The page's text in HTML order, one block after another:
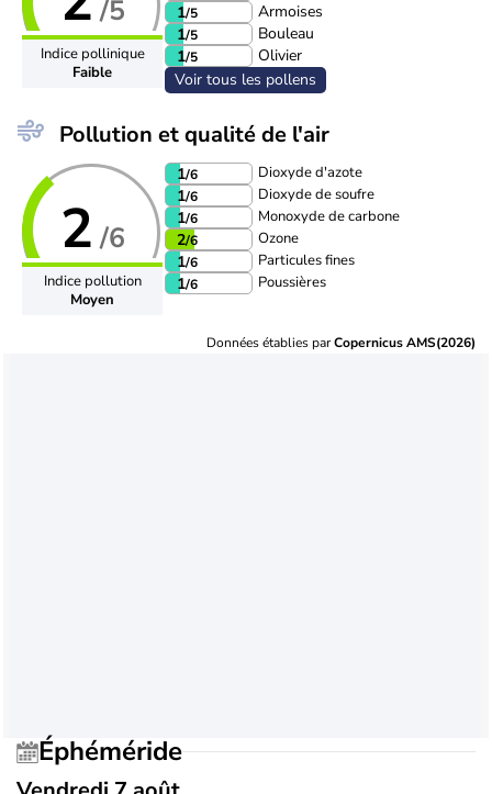
/5
Indice pollinique
Faible
1/5
Armoises
1/5
Bouleau
1/5
Olivier
Voir tous les pollens
Pollution et qualité de l'air
2 /6
Indice pollution
Moyen
1/6 Dioxyde d'azote
1/6 Dioxyde de soufre
1/6 Monoxyde de carbone
2/6 Ozone
1/6 Particules fines
1/6 Poussières
Données établies parCopernicus AMS(2026)
Éphéméride